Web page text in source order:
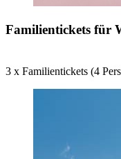
Familientickets für
3 x Familientickets (4